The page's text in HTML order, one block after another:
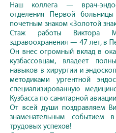
Наш коллега — врач-
отделения Первой
почетным знаком «Золотой
Стаж работы Виктора
здравоохранения — 47 лет, в
Он внес огромный вклад в
кузбассовцам, владеет
навыков в хирургии и
методиками ургентной
специализированную
Кузбасса по санитарной
От всей души поздравляем
знаменательным
трудовых успехов!